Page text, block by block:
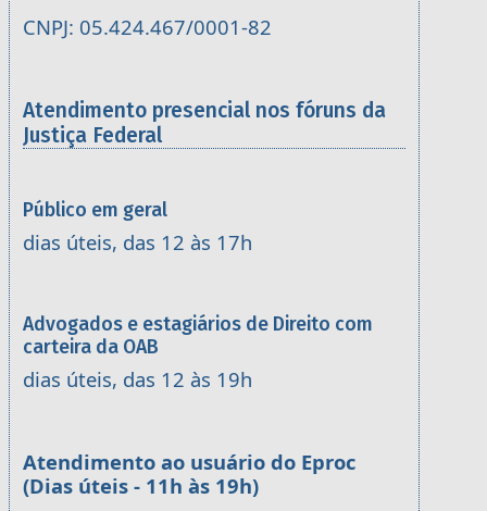
CNPJ: 05.424.467/0001-82
Atendimento presencial nos fóruns da
Justiça Federal
Público em geral
dias úteis, das 12 às 17h
Advogados e estagiários de Direito com
carteira da OAB
dias úteis, das 12 às 19h
Atendimento ao usuário do Eproc
(Dias úteis - 11h às 19h)